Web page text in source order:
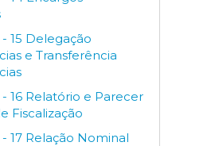
15 Delegação
e Transferência
16 Relatório e Parecer
Fiscalização
17 Relação Nominal